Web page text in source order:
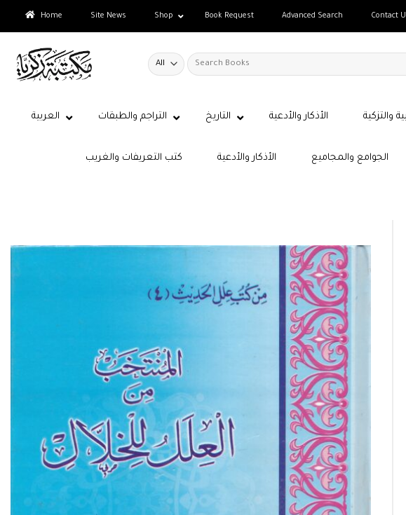
Home Site News Shop Book Request Advanced Search Contact
Search
for:
والتزكية الأذكار والأدعية التاريخ التراجم والطبقات العربية
كتب التعريفات والغريب الأذكار والأدعية الجوامع والمجاميع